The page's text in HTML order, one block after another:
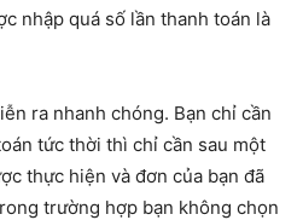
nhập quá số lần thanh toán là
ra nhanh chóng. Bạn chỉ cần
tức thời thì chỉ cần sau một
thực hiện và đơn của bạn đã
trường hợp bạn không chọn